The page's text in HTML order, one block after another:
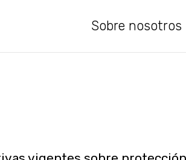
Sobre nosotros